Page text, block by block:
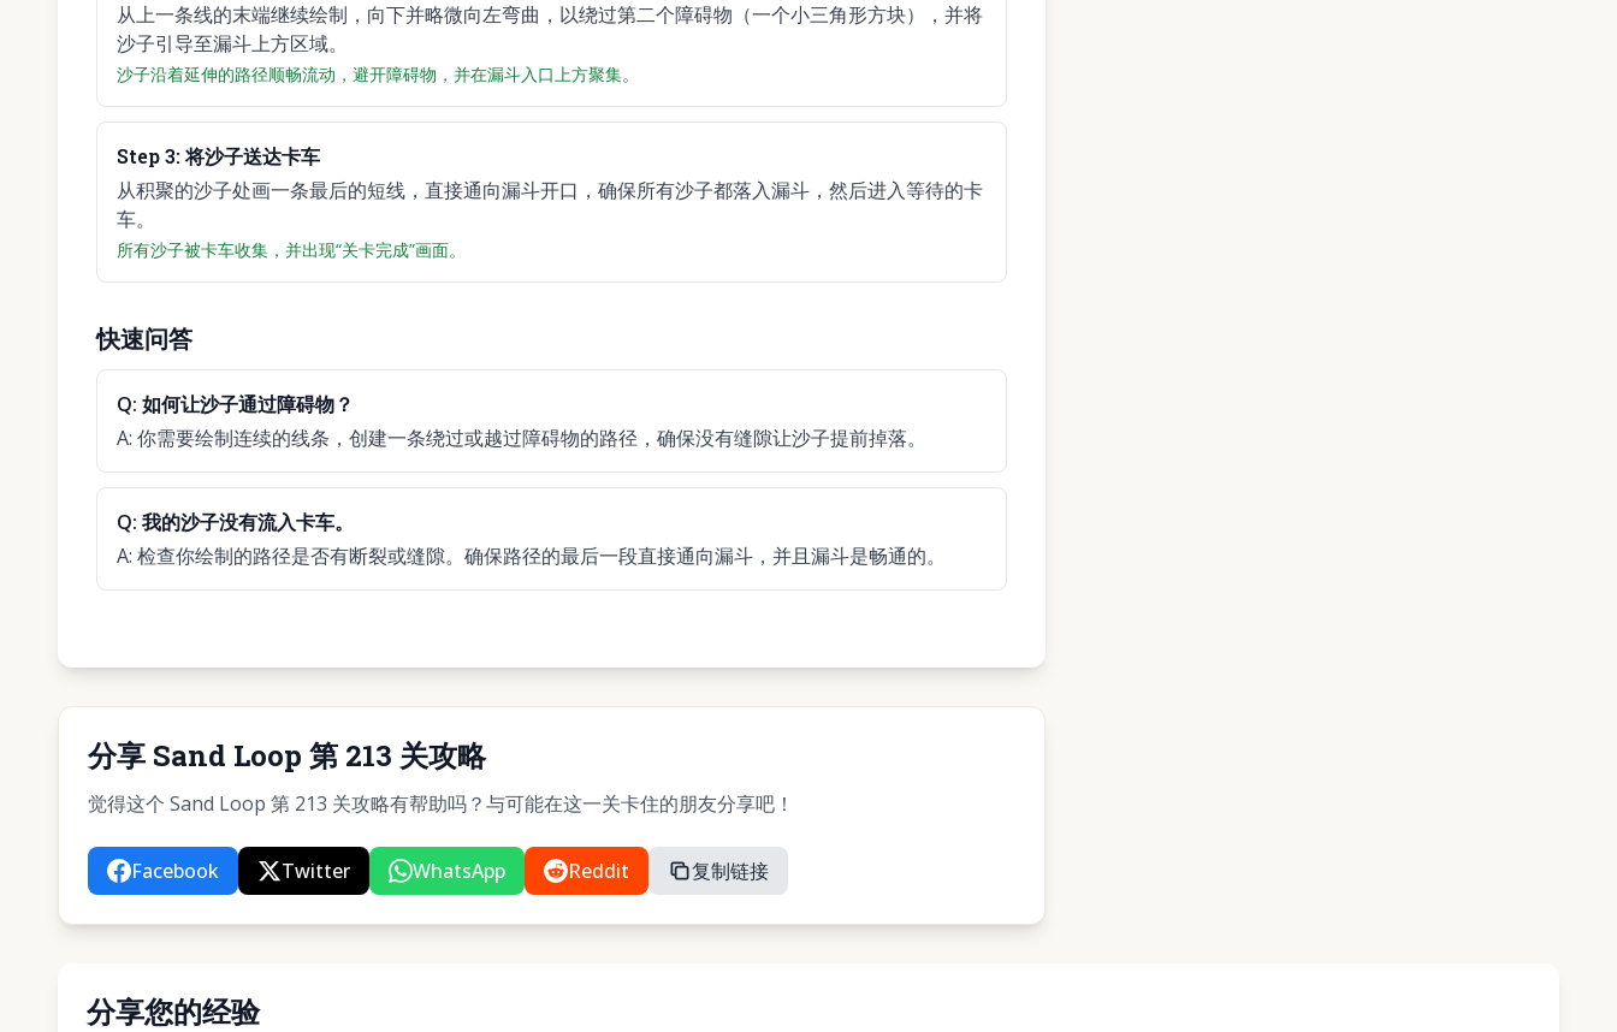
从上一条线的末端继续绘制，向下并略微向左弯曲，以绕过第二个障碍物（一个小三角形方块），并将
沙子引导至漏斗上方区域。
沙子沿着延伸的路径顺畅流动，避开障碍物，并在漏斗入口上方聚集。
Step3:将沙子送达卡车
从积聚的沙子处画一条最后的短线，直接通向漏斗开口，确保所有沙子都落入漏斗，然后进入等待的卡
车。
所有沙子被卡车收集，并出现“关卡完成”画面。
快速问答
Q: 如何让沙子通过障碍物？
A: 你需要绘制连续的线条，创建一条绕过或越过障碍物的路径，确保没有缝隙让沙子提前掉落。
Q: 我的沙子没有流入卡车。
A: 检查你绘制的路径是否有断裂或缝隙。确保路径的最后一段直接通向漏斗，并且漏斗是畅通的。
分享 Sand Loop 第 213 关攻略
觉得这个 Sand Loop 第 213 关攻略有帮助吗？与可能在这一关卡住的朋友分享吧！
Facebook Twitter WhatsApp Reddit 复制链接
分享您的经验